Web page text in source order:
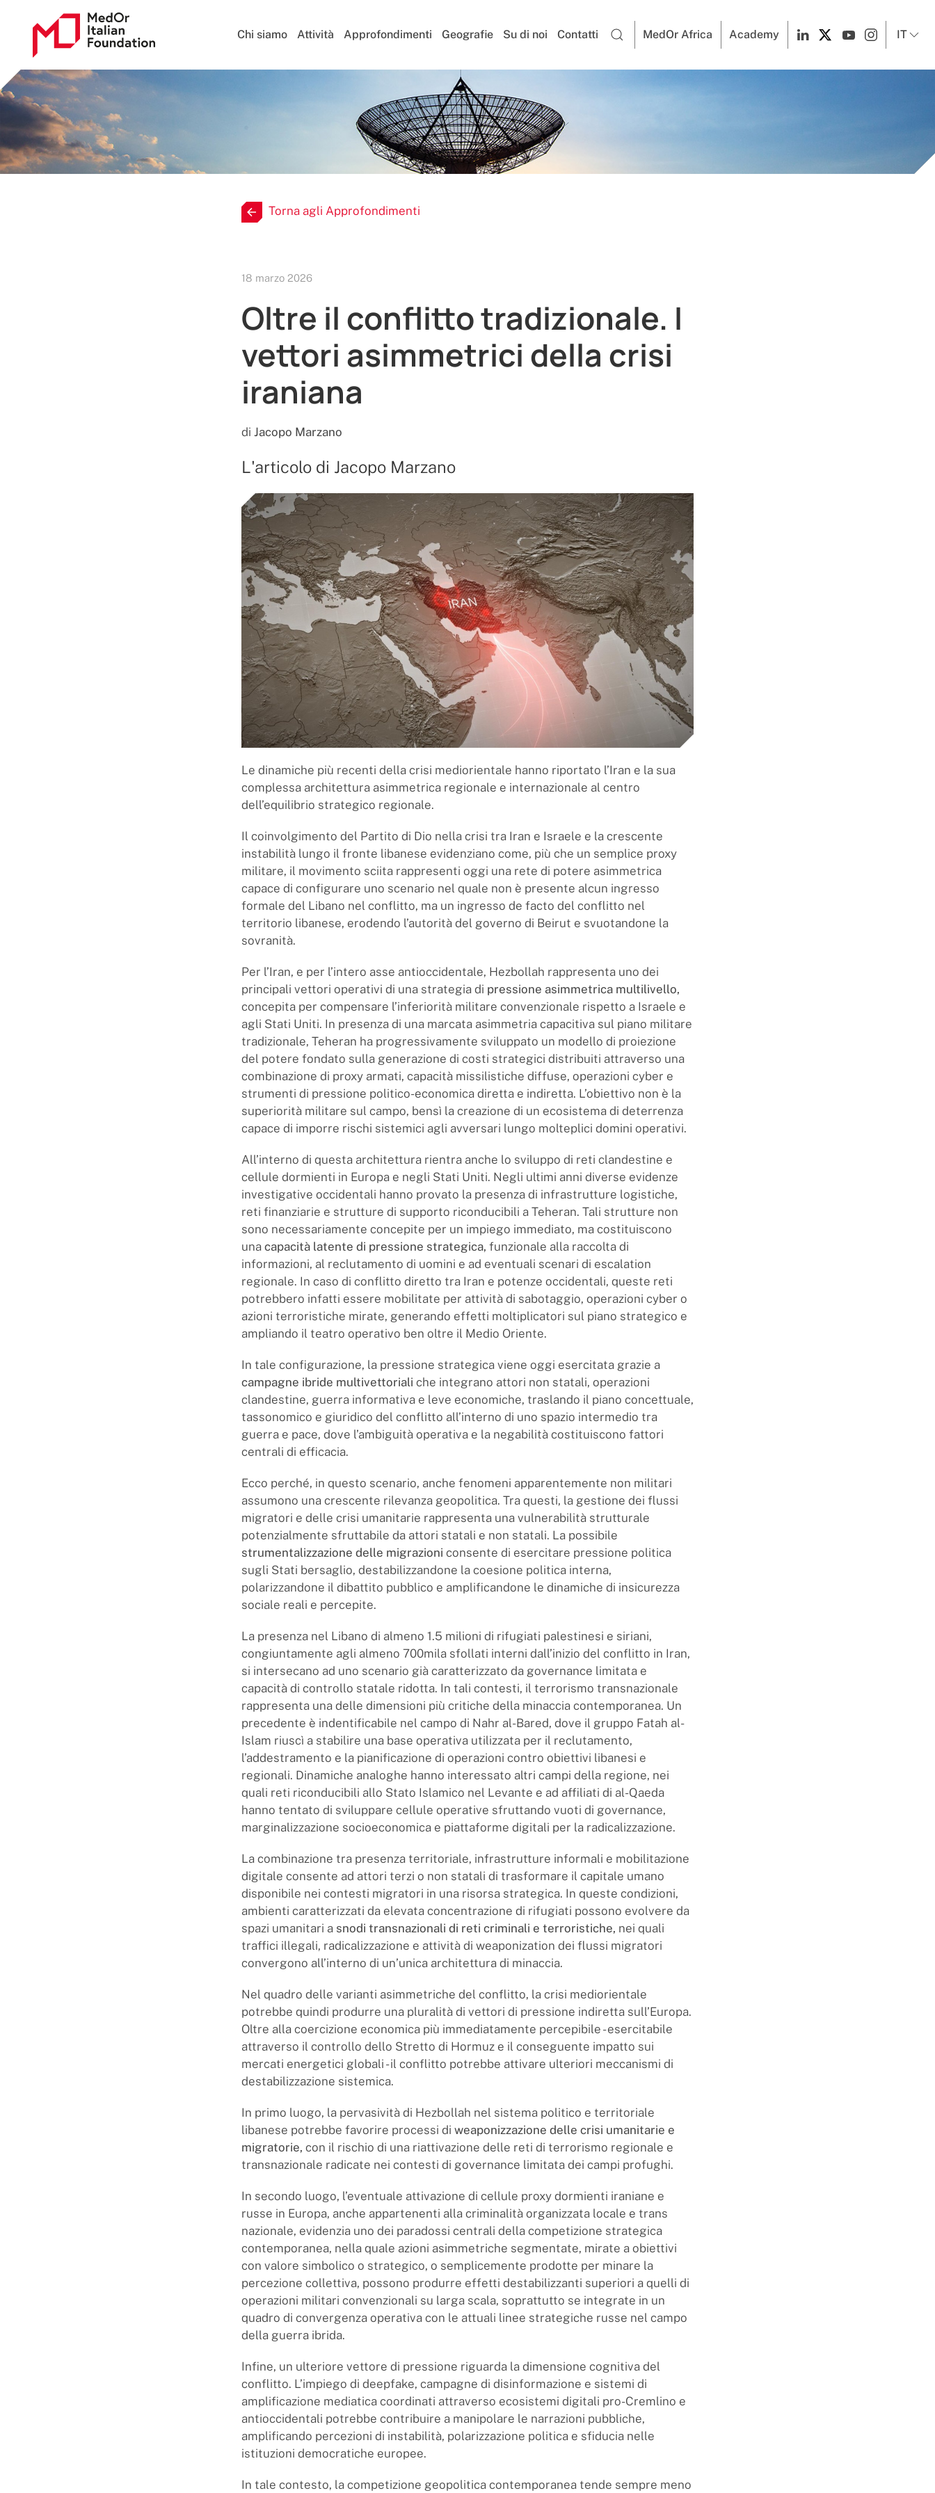
Chi siamo Attività Approfondimenti Geografie Su di noi Contatti MedOr Africa Academy IT
Torna agli Approfondimenti
18 marzo 2026
Oltre il conflitto tradizionale. I
vettori asimmetrici della crisi
iraniana
di Jacopo Marzano
L'articolo di Jacopo Marzano
Le dinamiche più recenti della crisi mediorientale hanno riportato l’Iran e la sua
complessa architettura asimmetrica regionale e internazionale al centro
dell’equilibrio strategico regionale.
Il coinvolgimento del Partito di Dio nella crisi tra Iran e Israele e la crescente
instabilità lungo il fronte libanese evidenziano come, più che un semplice proxy
militare, il movimento sciita rappresenti oggi una rete di potere asimmetrica
capace di configurare uno scenario nel quale non è presente alcun ingresso
formale del Libano nel conflitto, ma un ingresso de facto del conflitto nel
territorio libanese, erodendo l’autorità del governo di Beirut e svuotandone la
sovranità.
Per l’Iran, e per l’intero asse antioccidentale, Hezbollah rappresenta uno dei
principali vettori operativi di una strategia di pressione asimmetrica multilivello,
concepita per compensare l’inferiorità militare convenzionale rispetto a Israele e
agli Stati Uniti. In presenza di una marcata asimmetria capacitiva sul piano militare
tradizionale, Teheran ha progressivamente sviluppato un modello di proiezione
del potere fondato sulla generazione di costi strategici distribuiti attraverso una
combinazione di proxy armati, capacità missilistiche diffuse, operazioni cyber e
strumenti di pressione politico-economica diretta e indiretta. L’obiettivo non è la
superiorità militare sul campo, bensì la creazione di un ecosistema di deterrenza
capace di imporre rischi sistemici agli avversari lungo molteplici domini operativi.
All’interno di questa architettura rientra anche lo sviluppo di reti clandestine e
cellule dormienti in Europa e negli Stati Uniti. Negli ultimi anni diverse evidenze
investigative occidentali hanno provato la presenza di infrastrutture logistiche,
reti finanziarie e strutture di supporto riconducibili a Teheran. Tali strutture non
sono necessariamente concepite per un impiego immediato, ma costituiscono
una capacità latente di pressione strategica, funzionale alla raccolta di
informazioni, al reclutamento di uomini e ad eventuali scenari di escalation
regionale. In caso di conflitto diretto tra Iran e potenze occidentali, queste reti
potrebbero infatti essere mobilitate per attività di sabotaggio, operazioni cyber o
azioni terroristiche mirate, generando effetti moltiplicatori sul piano strategico e
ampliando il teatro operativo ben oltre il Medio Oriente.
In tale configurazione, la pressione strategica viene oggi esercitata grazie a
campagne ibride multivettoriali che integrano attori non statali, operazioni
clandestine, guerra informativa e leve economiche, traslando il piano concettuale,
tassonomico e giuridico del conflitto all’interno di uno spazio intermedio tra
guerra e pace, dove l’ambiguità operativa e la negabilità costituiscono fattori
centrali di efficacia.
Ecco perché, in questo scenario, anche fenomeni apparentemente non militari
assumono una crescente rilevanza geopolitica. Tra questi, la gestione dei flussi
migratori e delle crisi umanitarie rappresenta una vulnerabilità strutturale
potenzialmente sfruttabile da attori statali e non statali. La possibile
strumentalizzazione delle migrazioni consente di esercitare pressione politica
sugli Stati bersaglio, destabilizzandone la coesione politica interna,
polarizzandone il dibattito pubblico e amplificandone le dinamiche di insicurezza
sociale reali e percepite.
La presenza nel Libano di almeno 1.5 milioni di rifugiati palestinesi e siriani,
congiuntamente agli almeno 700mila sfollati interni dall’inizio del conflitto in Iran,
si intersecano ad uno scenario già caratterizzato da governance limitata e
capacità di controllo statale ridotta. In tali contesti, il terrorismo transnazionale
rappresenta una delle dimensioni più critiche della minaccia contemporanea. Un
precedente è indentificabile nel campo di Nahr al-Bared, dove il gruppo Fatah al-
Islam riuscì a stabilire una base operativa utilizzata per il reclutamento,
l’addestramento e la pianificazione di operazioni contro obiettivi libanesi e
regionali. Dinamiche analoghe hanno interessato altri campi della regione, nei
quali reti riconducibili allo Stato Islamico nel Levante e ad affiliati di al-Qaeda
hanno tentato di sviluppare cellule operative sfruttando vuoti di governance,
marginalizzazione socioeconomica e piattaforme digitali per la radicalizzazione.
La combinazione tra presenza territoriale, infrastrutture informali e mobilitazione
digitale consente ad attori terzi o non statali di trasformare il capitale umano
disponibile nei contesti migratori in una risorsa strategica. In queste condizioni,
ambienti caratterizzati da elevata concentrazione di rifugiati possono evolvere da
spazi umanitari a snodi transnazionali di reti criminali e terroristiche, nei quali
traffici illegali, radicalizzazione e attività di weaponization dei flussi migratori
convergono all’interno di un’unica architettura di minaccia.
Nel quadro delle varianti asimmetriche del conflitto, la crisi mediorientale
potrebbe quindi produrre una pluralità di vettori di pressione indiretta sull’Europa.
Oltre alla coercizione economica più immediatamente percepibile - esercitabile
attraverso il controllo dello Stretto di Hormuz e il conseguente impatto sui
mercati energetici globali - il conflitto potrebbe attivare ulteriori meccanismi di
destabilizzazione sistemica.
In primo luogo, la pervasività di Hezbollah nel sistema politico e territoriale
libanese potrebbe favorire processi di weaponizzazione delle crisi umanitarie e
migratorie, con il rischio di una riattivazione delle reti di terrorismo regionale e
transnazionale radicate nei contesti di governance limitata dei campi profughi.
In secondo luogo, l’eventuale attivazione di cellule proxy dormienti iraniane e
russe in Europa, anche appartenenti alla criminalità organizzata locale e trans
nazionale, evidenzia uno dei paradossi centrali della competizione strategica
contemporanea, nella quale azioni asimmetriche segmentate, mirate a obiettivi
con valore simbolico o strategico, o semplicemente prodotte per minare la
percezione collettiva, possono produrre effetti destabilizzanti superiori a quelli di
operazioni militari convenzionali su larga scala, soprattutto se integrate in un
quadro di convergenza operativa con le attuali linee strategiche russe nel campo
della guerra ibrida.
Infine, un ulteriore vettore di pressione riguarda la dimensione cognitiva del
conflitto. L’impiego di deepfake, campagne di disinformazione e sistemi di
amplificazione mediatica coordinati attraverso ecosistemi digitali pro-Cremlino e
antioccidentali potrebbe contribuire a manipolare le narrazioni pubbliche,
amplificando percezioni di instabilità, polarizzazione politica e sfiducia nelle
istituzioni democratiche europee.
In tale contesto, la competizione geopolitica contemporanea tende sempre meno